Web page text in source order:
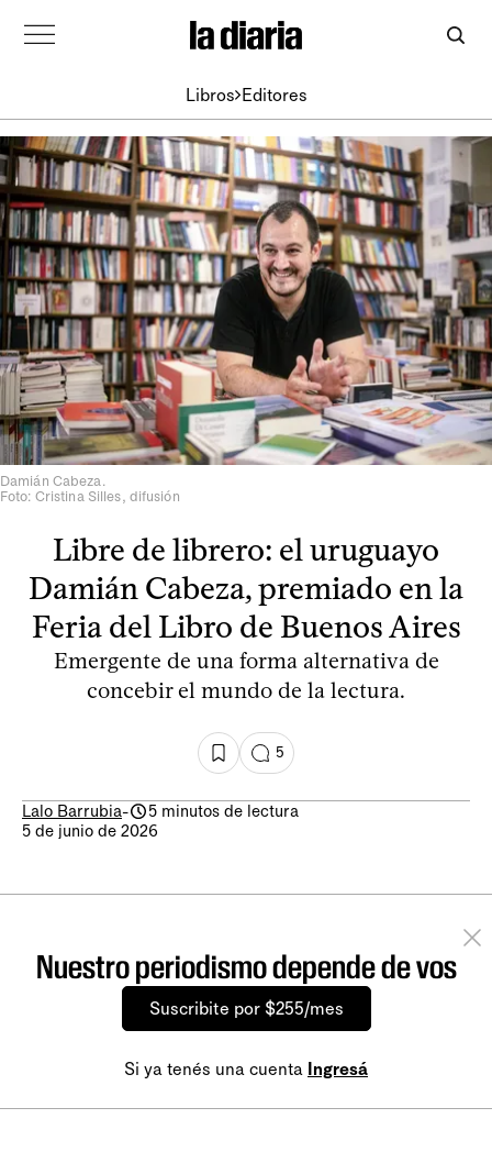
Libros Editores
Damián Cabeza.
Foto: Cristina Silles, difusión
Libre de librero: el uruguayo
Damián Cabeza, premiado en la
Feria del Libro de Buenos Aires
Emergente de una forma alternativa de
concebir el mundo de la lectura.
5
Lalo Barrubia-
5 minutos de lectura
5 de junio de 2026
Nuestro periodismo depende de vos
Suscribite por $255/mes
Si ya tenés una cuenta Ingresá